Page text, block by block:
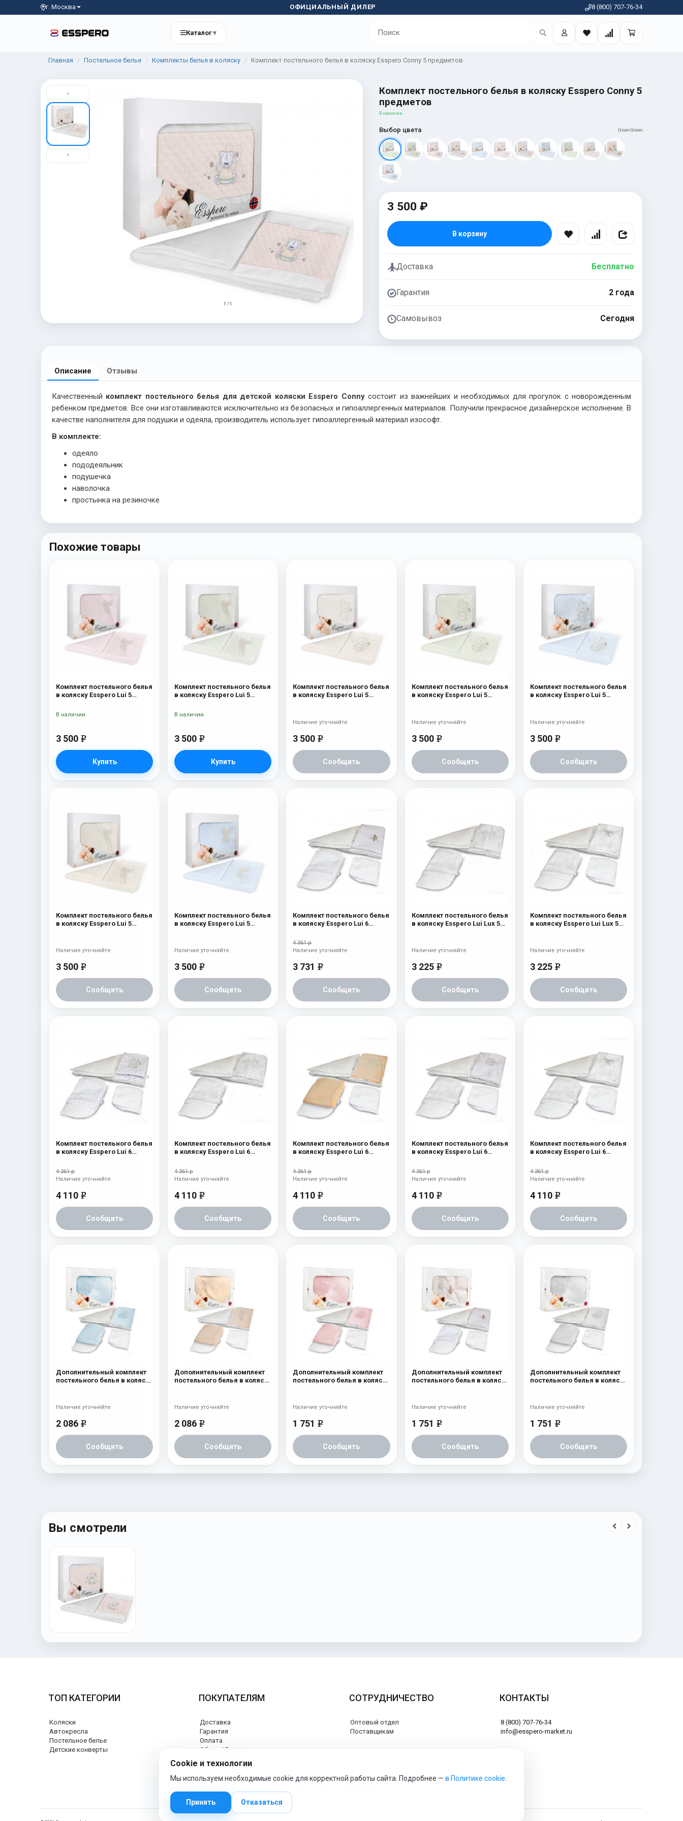
г. Москва ОФИЦИАЛЬНЫЙ ДИЛЕР 8 (800) 707-76-34
Каталог▾
Главная Постельное белье Комплекты белья в коляску Комплект постельного белья в коляску Esspero Conny 5 предметов
‹
›
1 / 1
Комплект постельного белья в коляску Esspero Conny 5
предметов
В наличии
Выбор цвета Crown Green
3 500 ₽
В корзину
Доставка Бесплатно
Гарантия 2 года
Самовывоз Сегодня
Описание Отзывы
Качественный комплект постельного белья для детской коляски Esspero Connyсостоит из важнейших и необходимых для прогулок с новорожденным
ребенком предметов. Все они изготавливаются исключительно из безопасных и гипоаллергенных материалов. Получили прекрасное дизайнерское исполнение. В
качестве наполнителя для подушки и одеяла, производитель использует гипоаллергенный материал изософт.
В комплекте:
одеяло
пододеяльник
подушечка
наволочка
простынка на резиночке
Похожие товары
Комплект постельного белья
в коляску Esspero Lui 5
3 500 e
Купить
В наличии
Комплект постельного белья
в коляску Esspero Lui 5
3 500 e
Купить
В наличии
Комплект постельного белья
в коляску Esspero Lui 5
3 500 e
Сообщить
Наличие уточняйте
Комплект постельного белья
в коляску Esspero Lui 5
3 500 e
Сообщить
Наличие уточняйте
Комплект постельного белья
в коляску Esspero Lui 5
3 500 e
Сообщить
Наличие уточняйте
Комплект постельного белья
в коляску Esspero Lui 5
3 500 e
Сообщить
Наличие уточняйте
Комплект постельного белья
в коляску Esspero Lui 5
3 500 e
Сообщить
Наличие уточняйте
Комплект постельного белья
в коляску Esspero Lui 6
4 361 р
3 731 e
Сообщить
Наличие уточняйте
Комплект постельного белья
в коляску Esspero Lui Lux 5
3 225 e
Сообщить
Наличие уточняйте
Комплект постельного белья
в коляску Esspero Lui Lux 5
3 225 e
Сообщить
Наличие уточняйте
Комплект постельного белья
в коляску Esspero Lui 6
4 361 р
4 110 e
Сообщить
Наличие уточняйте
Комплект постельного белья
в коляску Esspero Lui 6
4 361 р
4 110 e
Сообщить
Наличие уточняйте
Комплект постельного белья
в коляску Esspero Lui 6
4 361 р
4 110 e
Сообщить
Наличие уточняйте
Комплект постельного белья
в коляску Esspero Lui 6
4 361 р
4 110 e
Сообщить
Наличие уточняйте
Комплект постельного белья
в коляску Esspero Lui 6
4 361 р
4 110 e
Сообщить
Наличие уточняйте
Дополнительный комплект
постельного белья в коляску
2 086 e
Сообщить
Наличие уточняйте
Дополнительный комплект
постельного белья в коляску
2 086 e
Сообщить
Наличие уточняйте
Дополнительный комплект
постельного белья в коляску
1 751 e
Сообщить
Наличие уточняйте
Дополнительный комплект
постельного белья в коляску
1 751 e
Сообщить
Наличие уточняйте
Дополнительный комплект
постельного белья в коляску
1 751 e
Сообщить
Наличие уточняйте
Вы смотрели
ТОП КАТЕГОРИИ
Коляски
Автокресла
Постельное белье
Детские конверты
ПОКУПАТЕЛЯМ
Доставка
Гарантия
Оплата
Обмен / Возврат
СОТРУДНИЧЕСТВО
Оптовый отдел
Поставщикам
КОНТАКТЫ
8 (800) 707-76-34
info@esspero-market.ru
Cookie и технологии
Мы используем необходимые cookie для корректной работы сайта. Подробнее — в Политике cookie
Принять Отказаться